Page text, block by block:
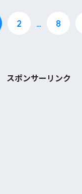
2 … 8
スポンサーリンク